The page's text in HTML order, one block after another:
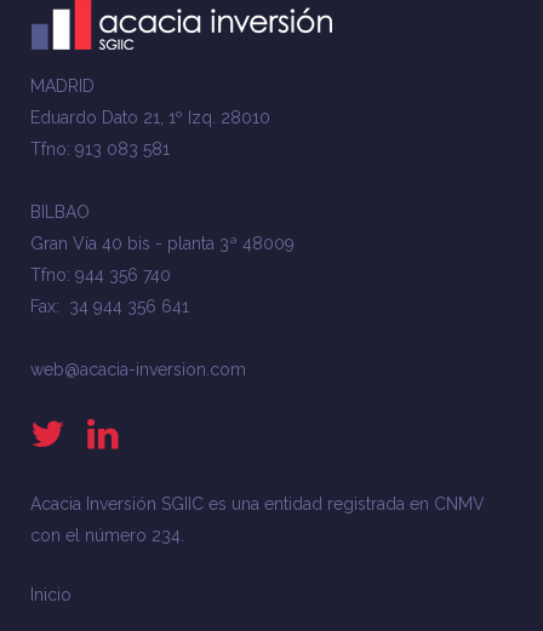
MADRID
Eduardo Dato 21, 1º Izq. 28010
Tfno: 913 083 581
BILBAO
Gran Vía 40 bis - planta 3ª 48009
Tfno: 944 356 740
Fax: 34 944 356 641
web@acacia-inversion.com
Acacia Inversión SGIIC es una entidad registrada en CNMV
con el número 234.
Inicio